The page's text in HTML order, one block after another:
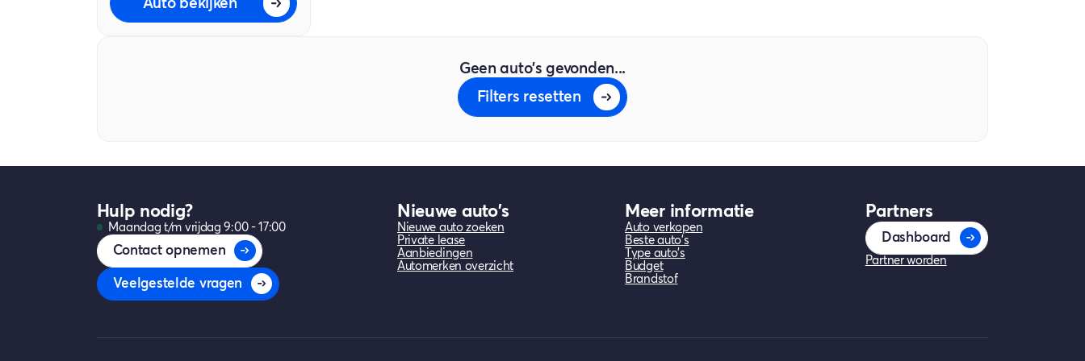
Auto bekijken
Geen auto's gevonden...
Filters resetten
Hulp nodig?
Maandag t/m vrijdag 9:00 - 17:00
Contact opnemen
Veelgestelde vragen
Nieuwe auto's
Nieuwe auto zoeken
Private lease
Aanbiedingen
Automerken overzicht
Meer informatie
Auto verkopen
Beste auto's
Type auto's
Budget
Brandstof
Partners
Dashboard
Partner worden